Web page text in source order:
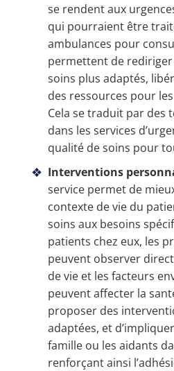
se rendent aux
qui pourraient être
ambulances pour
permettent de
soins plus adaptés,
des ressources pour
Cela se traduit par des
dans les services
qualité de soins pour
Interventions
service permet de
contexte de vie du
soins aux besoins
patients chez eux, les
peuvent observer
de vie et les facteurs
peuvent affecter la
proposer des
adaptées, et
famille ou les aidants
renforçant ainsi